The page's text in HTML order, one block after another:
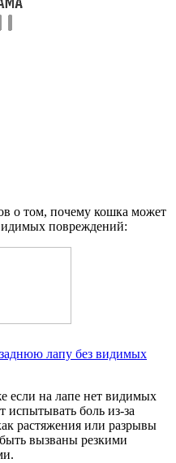
о том, почему кошка может
повреждений:
лапу без видимых
если на лапе нет видимых
боль из-за
растяжения или разрывы
вызваны резкими